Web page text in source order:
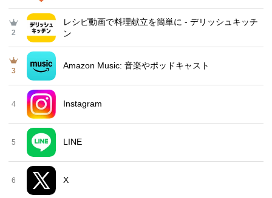
2
レシピ動画で料理献立を簡単‪に - デリッシュキッチ
ン
3
Amazon Music: 音楽やポッドキャスト
4 Instagram
5 LINE
6 X